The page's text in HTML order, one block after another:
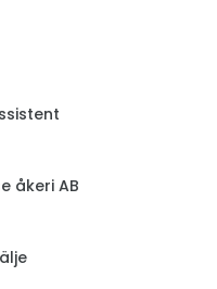
åkeri AB